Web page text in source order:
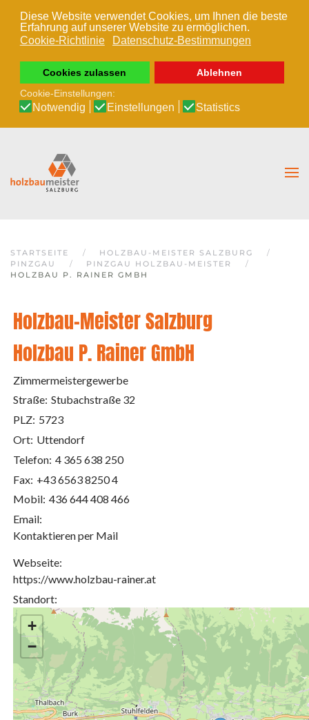
Diese Website verwendet Cookies, um Ihnen die beste
Erfahrung auf unserer Website zu ermöglichen.
Cookie-Richtlinie
Datenschutz-Bestimmungen
Cookies zulassen
Ablehnen
Cookie-Einstellungen:
Notwendig Einstellungen Statistics
Zum Hauptinhalt springen
STARTSEITE
HOLZBAU-MEISTER SALZBURG
PINZGAU
PINZGAU HOLZBAU-MEISTER
HOLZBAU P. RAINER GMBH
Holzbau-Meister Salzburg
Holzbau P. Rainer GmbH
Zimmermeistergewerbe
Straße: Stubachstraße 32
PLZ: 5723
Ort: Uttendorf
Telefon: 4 365 638 250
Fax: +43 6563 8250 4
Mobil: 436 644 408 466
Email:
Kontaktieren per Mail
Webseite:
https://www.holzbau-rainer.at
Standort:
+
−